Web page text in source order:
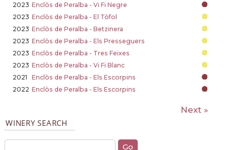
2023 Enclòs de Peralba - Vi Fi Negre
2023 Enclòs de Peralba - El Tòfol
2023 Enclòs de Peralba - Betzinera
2023 Enclòs de Peralba - Els Presseguers
2023 Enclòs de Peralba - Tres Feixes
2023 Enclòs de Peralba - Vi Fi Blanc
2021
Enclòs de Peralba - Els Escorpins
2022 Enclòs de Peralba - Els Escorpins
Next »
WINERY SEARCH